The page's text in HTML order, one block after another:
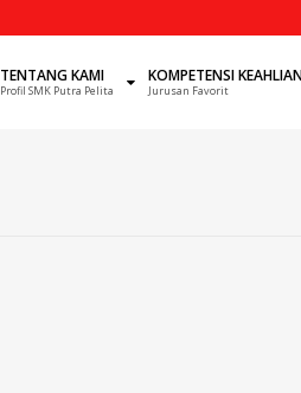
TENTANG KAMI
Profil SMK Putra Pelita
KOMPETENSI
Jurusan Favorit